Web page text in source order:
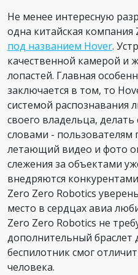
Не менее интересную
одна китайская компания
под названием Hover.
качественной камерой и
лопастей. Главная
заключается в том, то
системой распознавания
своего владельца,
словами - пользователям
летающий видео и фото
слежения за объектами
внедряются
Zero Zero Robotics
место в сердцах авиа
Zero Zero Robotics не
дополнительный браслет
беспилотник смог
человека.